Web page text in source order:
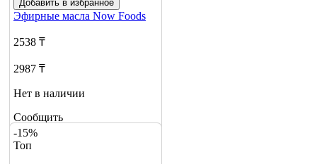
Добавить в избранное
Эфирные масла Now Foods
2538 ₸
2987 ₸
Нет в наличии
Сообщить
о наличии
-15%
Топ